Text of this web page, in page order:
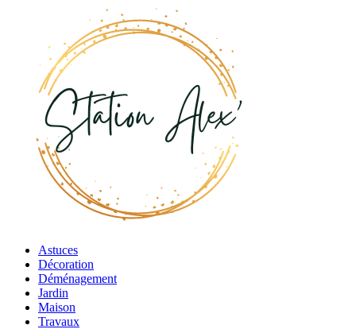
Astuces
Décoration
Déménagement
Jardin
Maison
Travaux